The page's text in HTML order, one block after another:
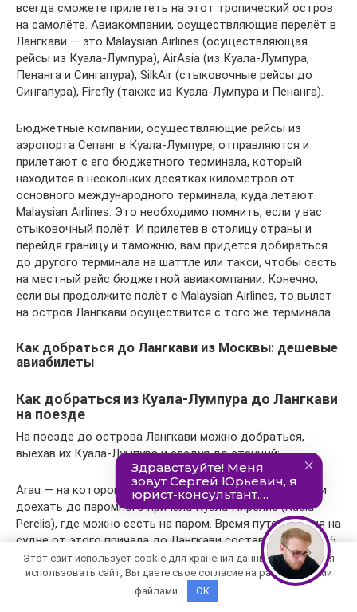
всегда сможете прилететь на этот тропический остров
на самолёте. Авиакомпании, осуществляющие перелёт в
Лангкави — это Malaysian Airlines (осуществляющая
рейсы из Куала-Лумпура), AirAsia (из Куала-Лумпура,
Пенанга и Сингапура), SilkAir (стыковочные рейсы до
Сингапура), Firefly (также из Куала-Лумпура и Пенанга).
Бюджетные компании, осуществляющие рейсы из
аэропорта Сепанг в Куала-Лумпуре, отправляются и
прилетают с его бюджетного терминала, который
находится в нескольких десятках километров от
основного международного терминала, куда летают
Malaysian Airlines. Это необходимо помнить, если у вас
стыковочный полёт. И прилетев в столицу страны и
перейдя границу и таможню, вам придётся добираться
до другого терминала на шаттле или такси, чтобы сесть
на местный рейс бюджетной авиакомпании. Конечно,
если вы продолжите полёт с Malaysian Airlines, то вылет
на остров Лангкави осуществится с того же терминала.
Как добраться до Лангкави из Москвы: дешевые
авиабилеты
Как добраться из Куала-Лумпура до Лангкави
на поезде
На поезде до острова Лангкави можно добраться,
выехав их Куала-Лумпура и следуя до станций:
Arau — на которой нужно сесть на автобус или такси и
доехать до паромного причала Куала Пирелис (Kuala
Perelis), где можно сесть на паром. Время путешествия на
судне от этого причала до Лангкави составит 1 час и 15
минут.
Alor Setar – от этой станции также можно добраться на
Этот сайт использует cookie для хранения данных. Продолжая
использовать сайт, Вы даете свое согласие на работу с этими
файлами.
OK